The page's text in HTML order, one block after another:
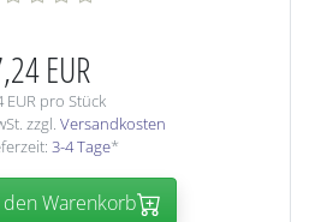
EUR
EUR pro Stück
zzgl. Versandkosten
3-4 Tage*
den Warenkorb